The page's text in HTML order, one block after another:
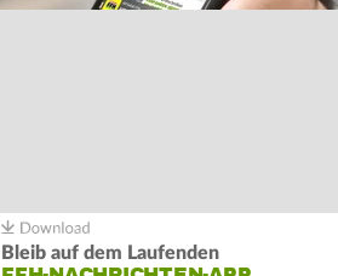
Bleib auf dem Laufenden